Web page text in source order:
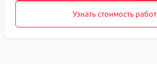
Узнать стоимость работ